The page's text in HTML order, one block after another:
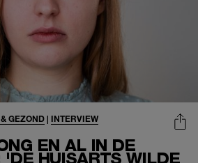
EN AL IN DE
'DE HUISARTS WILDE
GEZOND| INTERVIEW